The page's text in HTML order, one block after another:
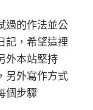
過的作法並公
記，希望這裡
外本站堅持
另外寫作方式
個步驟